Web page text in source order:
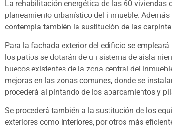
La rehabilitación energética de las 60 viviendas
planeamiento urbanístico del inmueble.
contempla también la sustitución de las
Para la fachada exterior del edificio se
los patios se dotarán de un sistema de
huecos existentes de la zona central del
mejoras en las zonas comunes, donde se
procederá al pintando de los aparcamientos y
Se procederá también a la sustitución de los
exteriores como interiores, por otros más